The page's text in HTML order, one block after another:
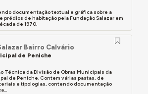
documentação textual e gráfica sobre a
prédios de habitação pela Fundação Salazar em
de 1970.
Bairro Calvário
de Peniche
Técnica da Divisão de Obras Municipais da
de Peniche. Contem várias pastas, de
e tipologias, contendo documentação